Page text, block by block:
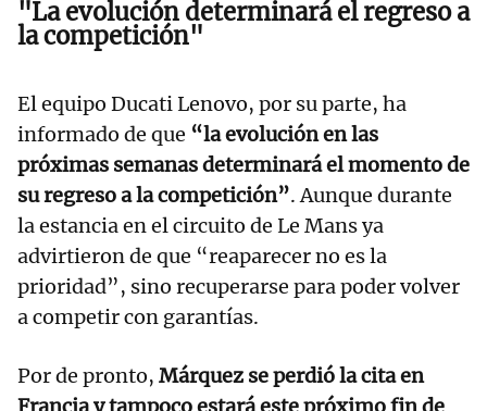
"La evolución determinará el regreso a
la competición"
El equipo Ducati Lenovo, por su parte, ha
informado de que “la evolución en las
próximas semanas determinará el momento de
su regreso a la competición”. Aunque durante
la estancia en el circuito de Le Mans ya
advirtieron de que “reaparecer no es la
prioridad”, sino recuperarse para poder volver
a competir con garantías.
Por de pronto, Márquez se perdió la cita en